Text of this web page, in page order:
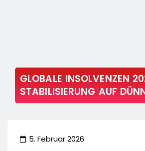
GLOBALE INSOLVENZEN
STABILISIERUNG AUF
5. Februar 2026